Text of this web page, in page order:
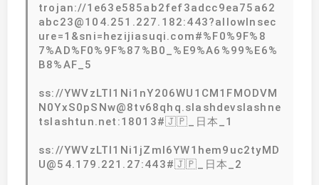
trojan://1e63e585ab2fef3adcc9ea75a62
abc23@104.251.227.182:443?allowInsec
ure=1&sni=hezijiasuqi.com#%F0%9F%8
7%AD%F0%9F%87%B0_%E9%A6%99%E6%
B8%AF_5
ss://YWVzLTI1Ni1nY206WU1CM1FMODVM
N0YxS0pSNw@8tv68qhq.slashdevslashne
tslashtun.net:18013#🇯🇵_日本_1
ss://YWVzLTI1Ni1jZmI6YW1hem9uc2tyMD
U@54.179.221.27:443#🇯🇵_日本_2